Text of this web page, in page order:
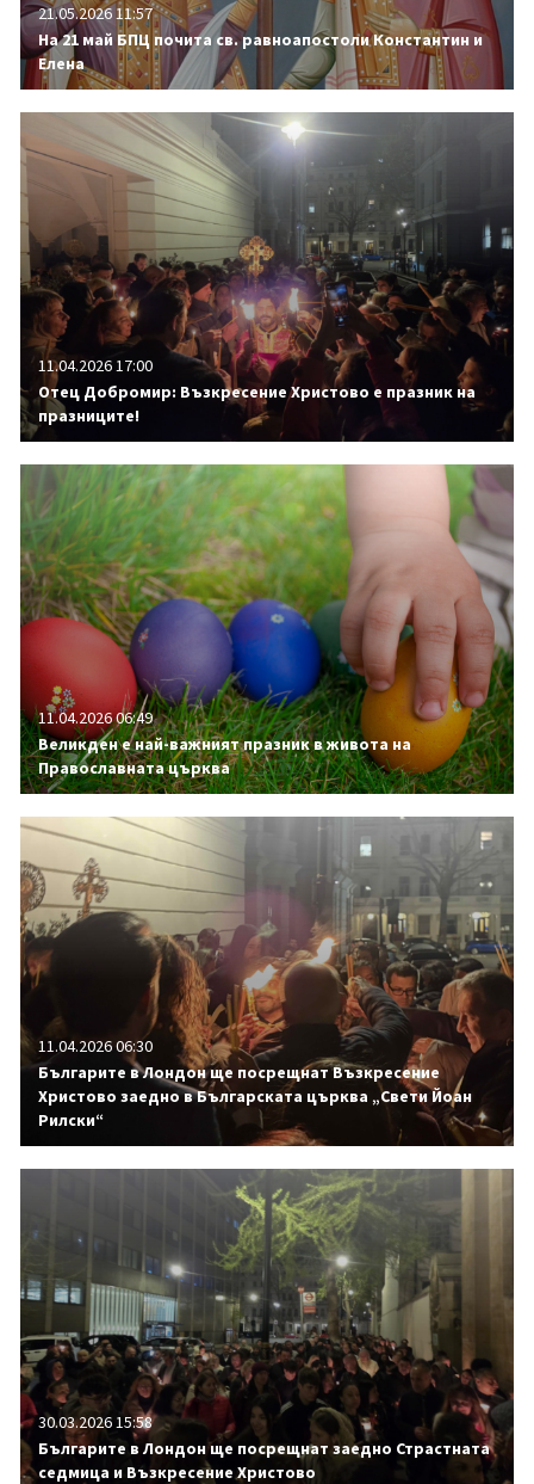
21.05.2026 11:57
На 21 май БПЦ почита св. равноапостоли Константин и
Елена
11.04.2026 17:00
Отец Добромир: Възкресение Христово е празник на
празниците!
11.04.2026 06:49
Великден е най-важният празник в живота на
Православната църква
11.04.2026 06:30
Българите в Лондон ще посрещнат Възкресение
Христово заедно в Българската църква „Свети Йоан
Рилски“
30.03.2026 15:58
Българите в Лондон ще посрещнат заедно Страстната
седмица и Възкресение Христово